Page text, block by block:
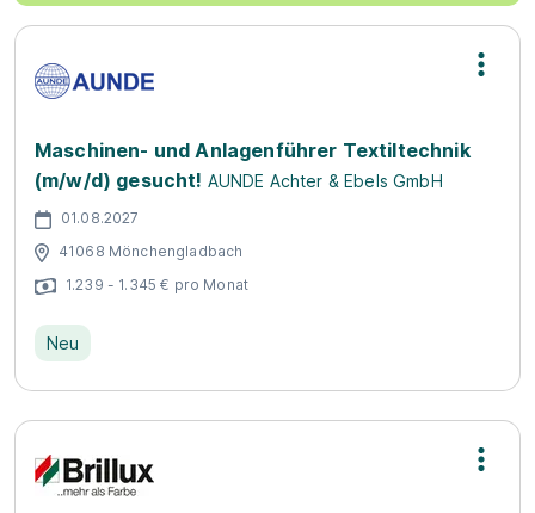
Maschinen- und Anlagenführer Textiltechnik
(m/w/d) gesucht! AUNDE Achter & Ebels GmbH
01.08.2027
41068 Mönchengladbach
1.239 - 1.345 € pro Monat
Neu